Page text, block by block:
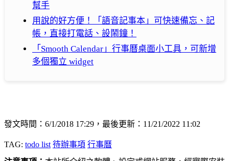
幫手
用說的好方便！「語音記事本」可快速備忘、記
帳，直接打電話、設鬧鐘！
「Smooth Calendar」行事曆桌面小工具，可新增
多個獨立 widget
發文時間：6/1/2018 17:29，最後更新：11/21/2022 11:02
TAG: todo list 待辦事項 行事曆